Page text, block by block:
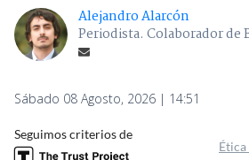
Alejandro Alarcón
Periodista. Colaborador de
Sábado 08 Agosto, 2026 | 14:51
Seguimos criterios de
Ética